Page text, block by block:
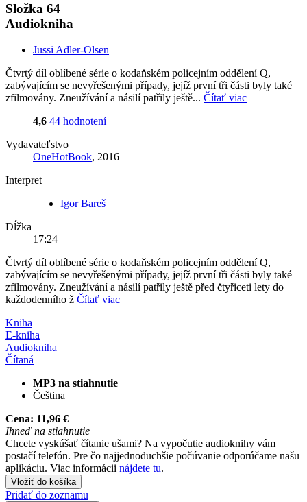
Složka 64
Audiokniha
Jussi Adler-Olsen
Čtvrtý díl oblíbené série o kodaňském policejním oddělení Q,
zabývajícím se nevyřešenými případy, jejíž první tři části byly také
zfilmovány. Zneužívání a násilí patřily ještě... Čítať viac
4,6 44 hodnotení
Vydavateľstvo
OneHotBook, 2016
Interpret
Igor Bareš
Dĺžka
17:24
Čtvrtý díl oblíbené série o kodaňském policejním oddělení Q,
zabývajícím se nevyřešenými případy, jejíž první tři části byly také
zfilmovány. Zneužívání a násilí patřily ještě před čtyřiceti lety do
každodenního ž Čítať viac
Kniha
E-kniha
Audiokniha
Čítaná
MP3 na stiahnutie
Čeština
Cena: 11,96 €
Ihneď na stiahnutie
Chcete vyskúšať čítanie ušami? Na vypočutie audioknihy vám
postačí telefón. Pre čo najjednoduchšie počúvanie odporúčame našu
aplikáciu. Viac informácii nájdete tu.
Vložiť do košíka
Pridať do zoznamu